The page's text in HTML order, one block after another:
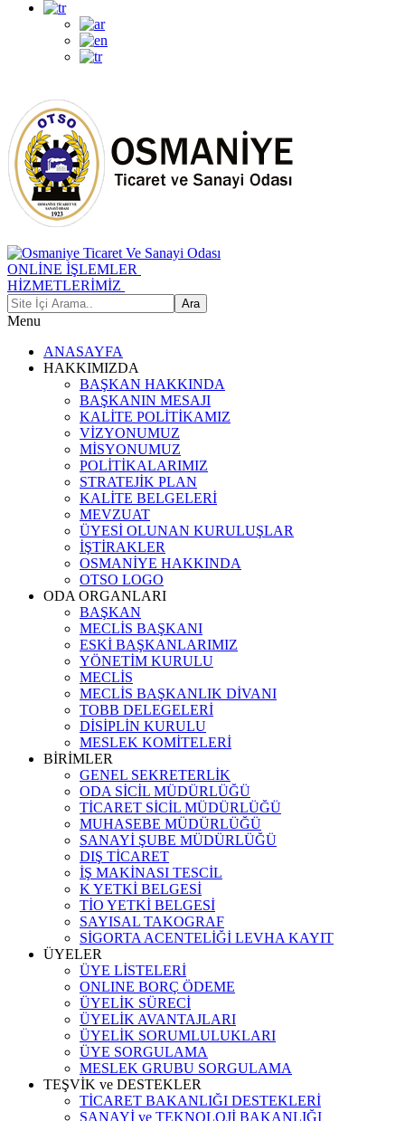
ONLİNE İŞLEMLER
HİZMETLERİMİZ
Menu
ANASAYFA
HAKKIMIZDA
BAŞKAN HAKKINDA
BAŞKANIN MESAJI
KALİTE POLİTİKAMIZ
VİZYONUMUZ
MİSYONUMUZ
POLİTİKALARIMIZ
STRATEJİK PLAN
KALİTE BELGELERİ
MEVZUAT
ÜYESİ OLUNAN KURULUŞLAR
İŞTİRAKLER
OSMANİYE HAKKINDA
OTSO LOGO
ODA ORGANLARI
BAŞKAN
MECLİS BAŞKANI
ESKİ BAŞKANLARIMIZ
YÖNETİM KURULU
MECLİS
MECLİS BAŞKANLIK DİVANI
TOBB DELEGELERİ
DİSİPLİN KURULU
MESLEK KOMİTELERİ
BİRİMLER
GENEL SEKRETERLİK
ODA SİCİL MÜDÜRLÜĞÜ
TİCARET SİCİL MÜDÜRLÜĞÜ
MUHASEBE MÜDÜRLÜĞÜ
SANAYİ ŞUBE MÜDÜRLÜĞÜ
DIŞ TİCARET
İŞ MAKİNASI TESCİL
K YETKİ BELGESİ
TİO YETKİ BELGESİ
SAYISAL TAKOGRAF
SİGORTA ACENTELİĞİ LEVHA KAYIT
ÜYELER
ÜYE LİSTELERİ
ONLINE BORÇ ÖDEME
ÜYELİK SÜRECİ
ÜYELİK AVANTAJLARI
ÜYELİK SORUMLULUKLARI
ÜYE SORGULAMA
MESLEK GRUBU SORGULAMA
TEŞVİK ve DESTEKLER
TİCARET BAKANLIĞI DESTEKLERİ
SANAYİ ve TEKNOLOJİ BAKANLIĞI